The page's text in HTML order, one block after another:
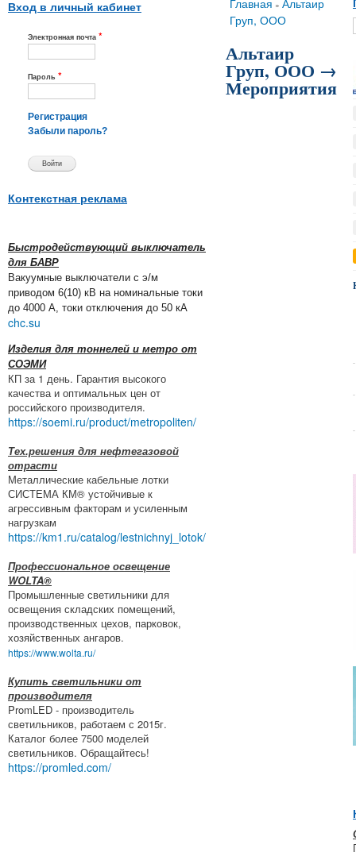
Вход в личный кабинет
Электронная почта *
Пароль *
Регистрация
Забыли пароль?
Контекстная реклама
Быстродействующий выключатель
для БАВР
Вакуумные выключатели с э/м
приводом 6(10) кВ на номинальные токи
до 4000 А, токи отключения до 50 кА
chc.su
Изделия для тоннелей и метро от
СОЭМИ
КП за 1 день. Гарантия высокого
качества и оптимальных цен от
российского производителя.
https://soemi.ru/product/metropoliten/
Тех.решения для нефтегазовой
отрасти
Металлические кабельные лотки
СИСТЕМА КМ® устойчивые к
агрессивным факторам и усиленным
нагрузкам
https://km1.ru/catalog/lestnichnyj_lotok/
Профессиональное освещение
WOLTA®
Промышленные светильники для
освещения складских помещений,
производственных цехов, парковок,
хозяйственных ангаров.
https://www.wolta.ru/
Купить светильники от
производителя
PromLED - производитель
светильников, работаем с 2015г.
Каталог более 7500 моделей
светильников. Обращайтесь!
https://promled.com/
Вы здесь
Главная » Альтаир
Груп, ООО
Альтаир
Груп, ООО →
Мероприятия